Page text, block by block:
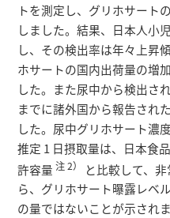
トを測定し、グリホサート
しました。結果、日本人小
し、その検出率は年々上昇
ホサートの国内出荷量の増
した。また尿中から検出さ
までに諸外国から報告され
した。尿中グリホサート濃
推定 1 日摂取量は、日本食
許容量 注 2）
と比較して、
ら、グリホサート曝露レベ
の量ではないことが示されま